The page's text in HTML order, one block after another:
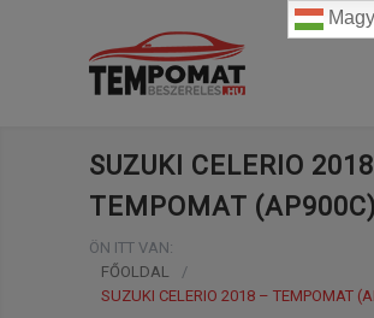
SUZUKI CELERIO
TEMPOMAT (AP900C)
ÖN ITT VAN:
FŐOLDAL
/
SUZUKI CELERIO 2018 – TEMPOMAT